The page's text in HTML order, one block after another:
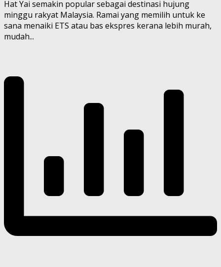
Hat Yai semakin popular sebagai destinasi hujung
minggu rakyat Malaysia. Ramai yang memilih untuk ke
sana menaiki ETS atau bas ekspres kerana lebih murah,
mudah...